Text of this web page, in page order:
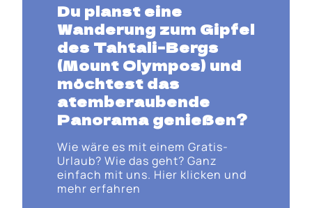
Du planst eine
Wanderung zum Gipfel
des Tahtali-Bergs
(Mount Olympos) und
möchtest das
atemberaubende
Panorama genießen?
Wie wäre es mit einem Gratis-
Urlaub? Wie das geht? Ganz
einfach mit uns. Hier klicken und
mehr erfahren